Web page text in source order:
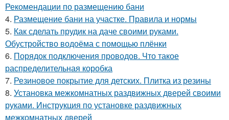
Рекомендации по размещению бани
4. Размещение бани на участке. Правила и нормы
5. Как сделать прудик на даче своими руками.
Обустройство водоёма с помощью плёнки
6. Порядок подключения проводов. Что такое
распределительная коробка
7. Резиновое покрытие для детских. Плитка из резины
8. Установка межкомнатных раздвижных дверей своими
руками. Инструкция по установке раздвижных
межкомнатных дверей